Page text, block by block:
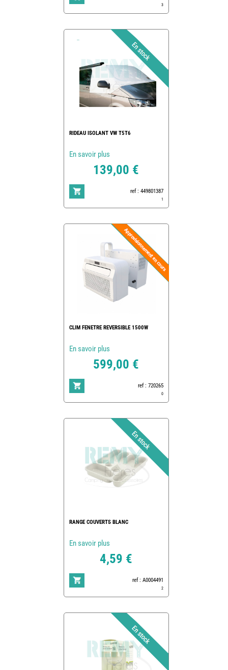
3
RIDEAU ISOLANT VW T5T6
En savoir plus
139,00 €
ref : 449801387
1
CLIM FENETRE REVERSIBLE 1500W
En savoir plus
599,00 €
ref : 720265
0
RANGE COUVERTS BLANC
En savoir plus
4,59 €
ref : A0004491
2